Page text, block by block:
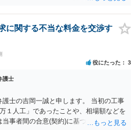
には応じずに訴訟を提起してきました。 D
家の取壊し、再築費用として約4500万円を
所の流し台は古いステンレス製のものでリ
度でも買えると思われますが、 Bの見積もり
のシステムバスで見積もっていました。
十年使った時点で壊された場合、中古車市
度あれば中古車市場から同等のものが購入
でいいのです。 しかし、家の場合は200万
に定着しているのであり、簡単に移動でき
て困難な問題が生じます。 裁判長はどのよ
いるようでした。 私は理を説いた詳細な準
関係は認めます。しかし問題は損害額と寄
に及ぼしている度合い）だと思います。寄
に関する不当な料金を交渉す
役にたった 3
護士
士の吉岡一誠と申します。 当初の工事
１人工」であったことや、相場額などを
事者間の合意(契約)に基づかない不当な